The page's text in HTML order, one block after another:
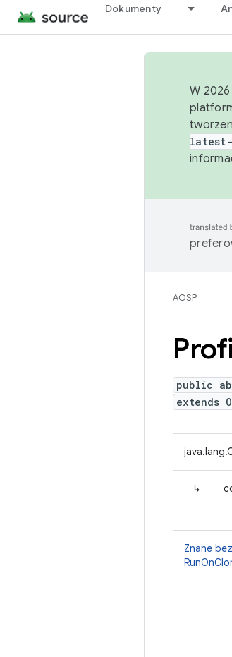
Dokumenty
W
latest-
AOSP
public
extends
↳
Znane